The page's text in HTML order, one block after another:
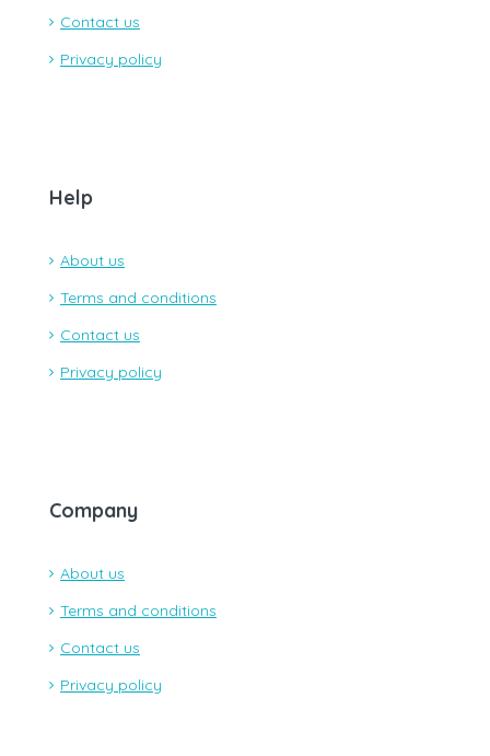
Contact us
Privacy policy
Help
About us
Terms and conditions
Contact us
Privacy policy
Company
About us
Terms and conditions
Contact us
Privacy policy